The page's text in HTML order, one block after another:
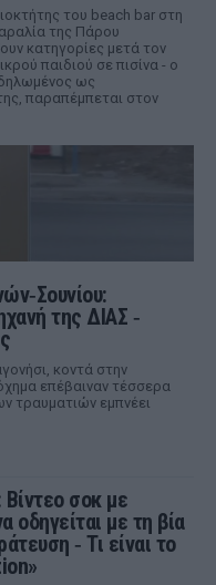
του beach bar στη
της Πάρου
κατηγορίες μετά τον
παιδιού σε πισίνα - ο
ως
παραπέμπεται στον
της ΔΙΑΣ ‑
κοντά στην
επέβαιναν τέσσερα
τραυματιών εμπνέει
Βίντεο σοκ με
οδηγείται με τη βία
‑ Τι είναι το